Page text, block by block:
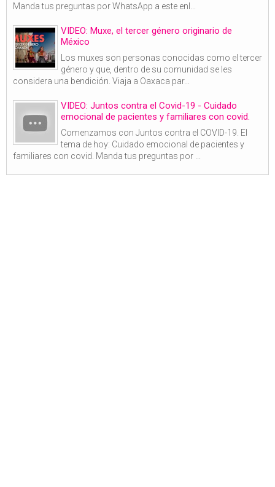
Manda tus preguntas por WhatsApp a este enl...
VIDEO: Muxe, el tercer género originario de
México
Los muxes son personas conocidas como el tercer
género y que, dentro de su comunidad se les
considera una bendición. Viaja a Oaxaca par...
VIDEO: Juntos contra el Covid-19 - Cuidado
emocional de pacientes y familiares con covid.
Comenzamos con Juntos contra el COVID-19. El
tema de hoy: Cuidado emocional de pacientes y
familiares con covid. Manda tus preguntas por ...